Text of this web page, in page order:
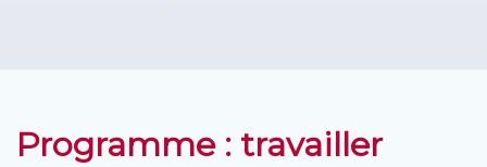
Programme : travailler